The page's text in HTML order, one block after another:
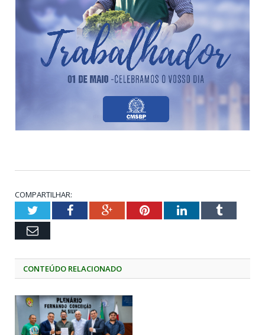
COMPARTILHAR:
TwitterFacebookGoogle+PinterestLinkedInTumblr
Email
CONTEÚDO RELACIONADO